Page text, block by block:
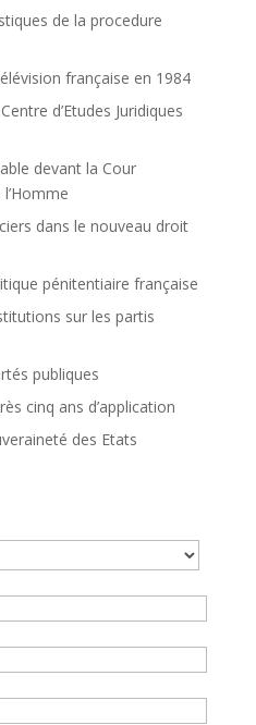
de la procedure
française en 1984
d’Etudes Juridiques
devant la Cour
dans le nouveau droit
pénitentiaire française
sur les partis
publiques
cinq ans d’application
des Etats